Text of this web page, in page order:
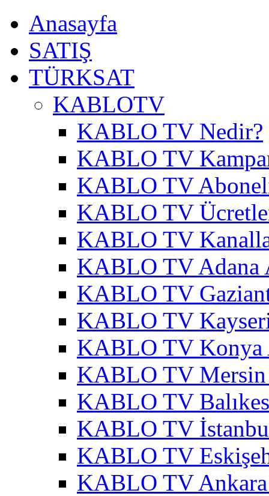
Anasayfa
SATIŞ
TÜRKSAT
KABLOTV
KABLO TV Nedir?
KABLO TV
KABLO TV
KABLO TV
KABLO TV
KABLO TV Adana
KABLO TV
KABLO TV
KABLO TV Konya
KABLO TV
KABLO TV
KABLO TV
KABLO TV
KABLO TV